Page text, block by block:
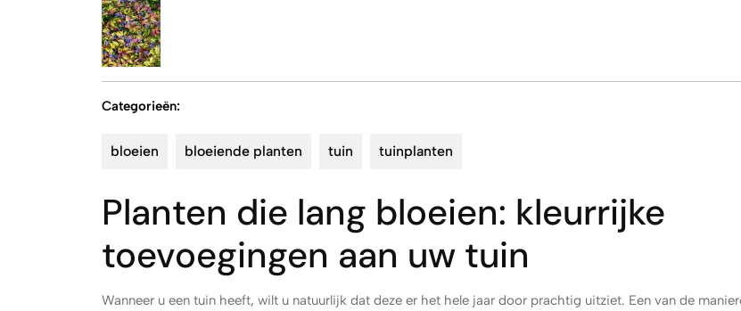
Categorieën:
bloeien bloeiende planten tuin tuinplanten
Planten die lang bloeien: kleurrijke
toevoegingen aan uw tuin
Wanneer u een tuin heeft, wilt u natuurlijk dat deze er het hele jaar door prachtig uitziet. Een van de